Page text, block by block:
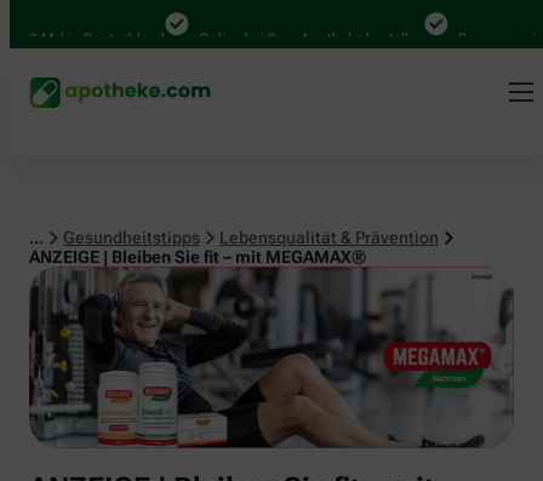
in Deutschland Online bei Ihrer Apotheke bestellen Bequem
... Gesundheitstipps
Lebensqualität & Prävention
ANZEIGE | Bleiben Sie fit – mit MEGAMAX®
Lebensqualität & Prävention